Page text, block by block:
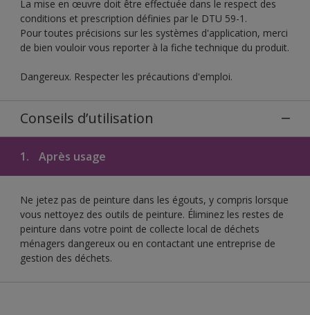
La mise en œuvre doit être effectuée dans le respect des
conditions et prescription définies par le DTU 59-1.
Pour toutes précisions sur les systèmes d'application, merci
de bien vouloir vous reporter à la fiche technique du produit.
Dangereux. Respecter les précautions d'emploi.
Conseils d’utilisation
1. Après usage
Ne jetez pas de peinture dans les égouts, y compris lorsque
vous nettoyez des outils de peinture. Éliminez les restes de
peinture dans votre point de collecte local de déchets
ménagers dangereux ou en contactant une entreprise de
gestion des déchets.